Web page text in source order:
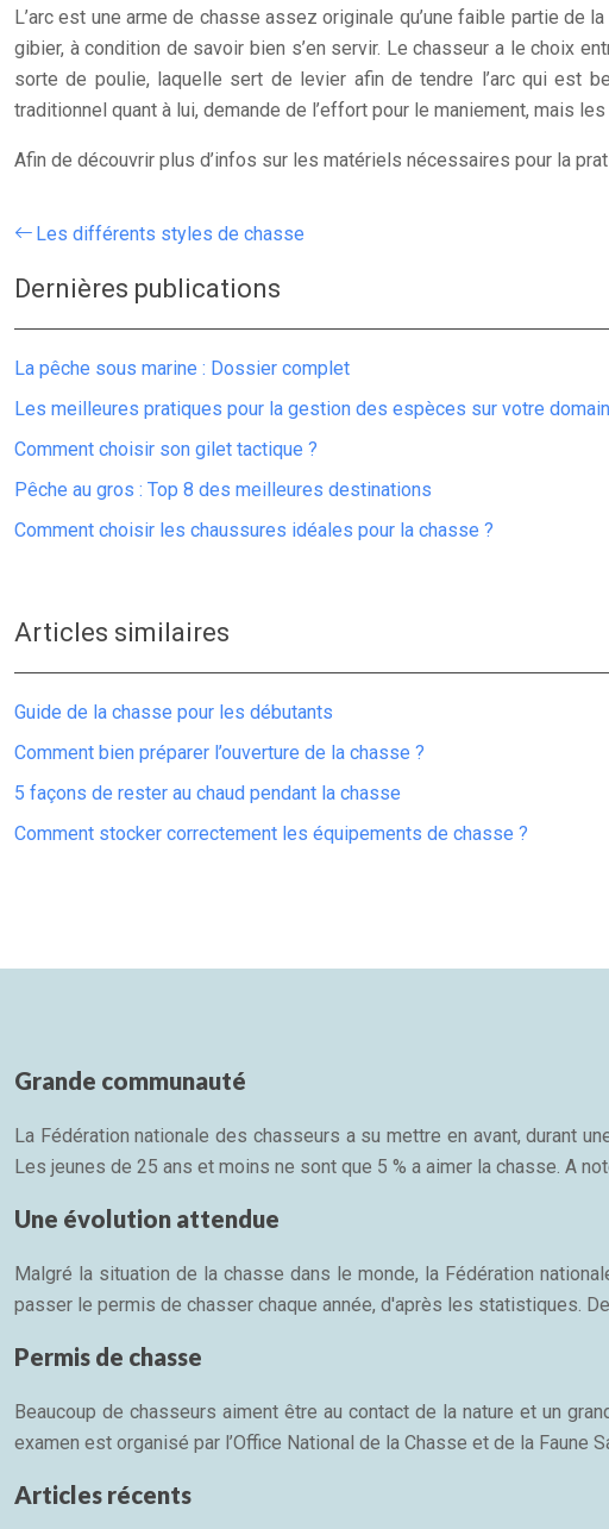
L’arc est une arme de chasse assez originale qu’une faible partie de
gibier, à condition de savoir bien s’en servir. Le chasseur a le choix
sorte de poulie, laquelle sert de levier afin de tendre l’arc qui est
traditionnel quant à lui, demande de l’effort pour le maniement, mais
Afin de découvrir plus d’infos sur les matériels nécessaires pour la
Les différents styles de chasse
Dernières publications
La pêche sous marine : Dossier complet
Les meilleures pratiques pour la gestion des espèces sur votre
Comment choisir son gilet tactique ?
Pêche au gros : Top 8 des meilleures destinations
Comment choisir les chaussures idéales pour la chasse ?
Articles similaires
Guide de la chasse pour les débutants
Comment bien préparer l’ouverture de la chasse ?
5 façons de rester au chaud pendant la chasse
Comment stocker correctement les équipements de chasse ?
Grande communauté
La Fédération nationale des chasseurs a su mettre en avant, durant
Les jeunes de 25 ans et moins ne sont que 5 % a aimer la chasse. A
Une évolution attendue
Malgré la situation de la chasse dans le monde, la Fédération
passer le permis de chasser chaque année, d'après les statistiques.
Permis de chasse
Beaucoup de chasseurs aiment être au contact de la nature et un
examen est organisé par l’Office National de la Chasse et de la
Articles récents